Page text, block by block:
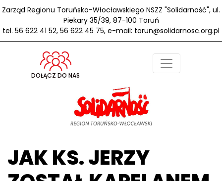
Zarząd Regionu Toruńsko-Włocławskiego NSZZ "Solidarność", ul.
Piekary 35/39, 87-100 Toruń
tel. 56 622 41 52, 56 622 45 75, e-mail: torun@solidarnosc.org.pl
DOŁĄCZ DO NAS
JAK KS. JERZY